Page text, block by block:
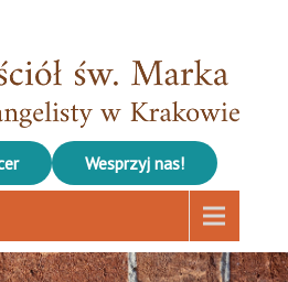
Wesprzyj nas!